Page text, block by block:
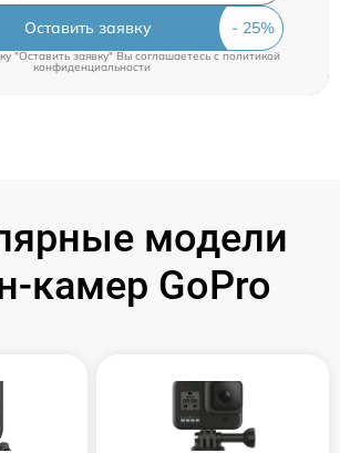
Оставить заявку
"Оставить заявку" Вы соглашаетесь cполитикой
конфиденциальности
модели
камер GoPro